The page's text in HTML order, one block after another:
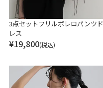
3点セットフリルボレロパンツド
レス
¥19,800(税込)